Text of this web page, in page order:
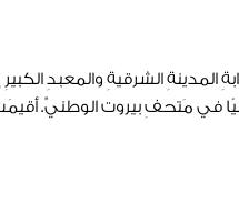
العامِ 218، ونُقلَ من موقِعِه الأساسيِّ بينَ بوابةِ
في مَتحفِ بيروت الوطنيِّ.